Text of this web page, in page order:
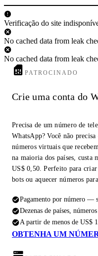
Verificação do site
No cached data from leak
No cached data from leak
PATROCINADO
Crie uma conta do
Precisa de um número de
WhatsApp? Você não
números virtuais que
na maioria dos países, custa
US$ 0,50. Perfeito para
bots ou aquecer números
Pagamento por número —
Dezenas de países,
A partir de menos de US$
OBTENHA UM